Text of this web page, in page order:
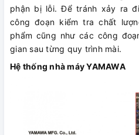
phận bị lỗi. Để tránh xảy ra
công đoạn kiểm tra chất
phẩm cũng như các công
gian sau từng quy trình mài.
Hệ thống nhà máy YAMAWA